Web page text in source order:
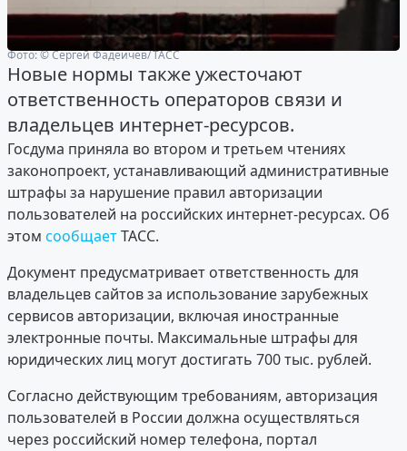
Фото: © Сергей Фадеичев/ ТАСС
Новые нормы также ужесточают
ответственность операторов связи и
владельцев интернет-ресурсов.
Госдума приняла во втором и третьем чтениях
законопроект, устанавливающий административные
штрафы за нарушение правил авторизации
пользователей на российских интернет-ресурсах. Об
этом сообщаетТАСС.
Документ предусматривает ответственность для
владельцев сайтов за использование зарубежных
сервисов авторизации, включая иностранные
электронные почты. Максимальные штрафы для
юридических лиц могут достигать 700 тыс. рублей.
Согласно действующим требованиям, авторизация
пользователей в России должна осуществляться
через российский номер телефона, портал